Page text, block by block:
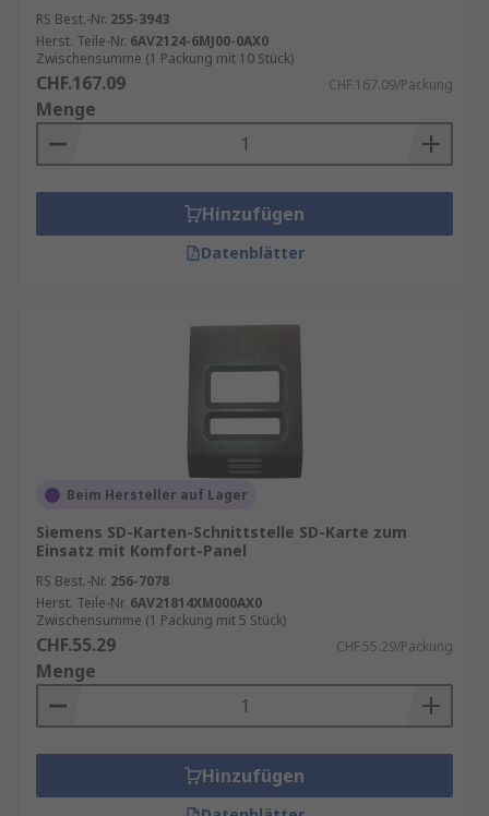
RS Best.-Nr. 255-3943
Herst. Teile-Nr. 6AV2124-6MJ00-0AX0
Zwischensumme (1 Packung mit 10 Stück)
CHF.167.09 CHF.167.09/Packung
Menge
Hinzufügen
Datenblätter
Beim Hersteller auf Lager
Siemens SD-Karten-Schnittstelle SD-Karte zum
Einsatz mit Komfort-Panel
RS Best.-Nr. 256-7078
Herst. Teile-Nr. 6AV21814XM000AX0
Zwischensumme (1 Packung mit 5 Stück)
CHF.55.29 CHF.55.29/Packung
Menge
Hinzufügen